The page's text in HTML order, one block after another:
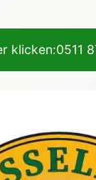
klicken:0511